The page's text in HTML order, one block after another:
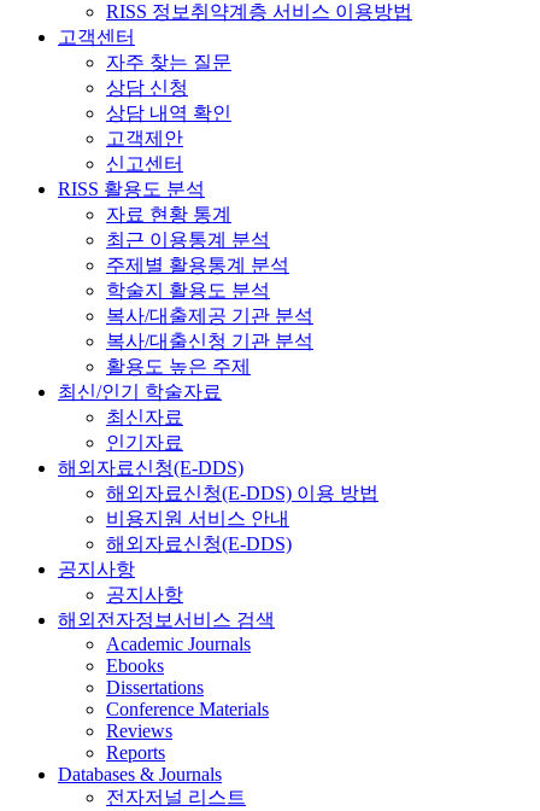
RISS 정보취약계층 서비스 이용방법
고객센터
자주 찾는 질문
상담 신청
상담 내역 확인
고객제안
신고센터
RISS 활용도 분석
자료 현황 통계
최근 이용통계 분석
주제별 활용통계 분석
학술지 활용도 분석
복사/대출제공 기관 분석
복사/대출신청 기관 분석
활용도 높은 주제
최신/인기 학술자료
최신자료
인기자료
해외자료신청(E-DDS)
해외자료신청(E-DDS) 이용 방법
비용지원 서비스 안내
해외자료신청(E-DDS)
공지사항
공지사항
해외전자정보서비스 검색
Academic Journals
Ebooks
Dissertations
Conference Materials
Reviews
Reports
Databases & Journals
전자저널 리스트